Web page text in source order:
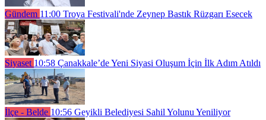
Gündem 11:00 Troya Festivali'nde Zeynep Bastık Rüzgarı Esecek
Siyaset 10:58 Çanakkale’de Yeni Siyasi Oluşum İçin İlk Adım Atıldı
İlçe - Belde 10:56 Geyikli Belediyesi Sahil Yolunu Yeniliyor